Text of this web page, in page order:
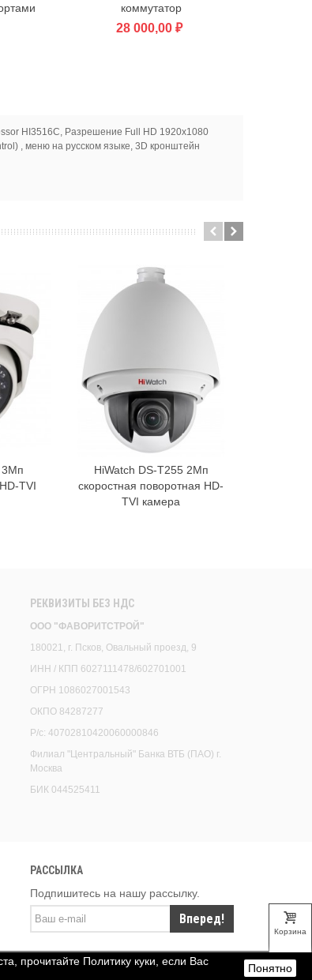
коммутатор
28 000,00 ₽
HI3516C, Разрешение Full HD 1920х1080
, меню на русском языке, 3D кронштейн
3Мп
TVI
В корзину
HiWatch DS-T255 2Мп
скоростная поворотная HD-
TVI камера
РЕКВИЗИТЫ БЕЗ НДС
ООО "ФАВОРИТСТРОЙ"
180021, г. Псков, Овальный проезд, 9
ИНН / КПП 6027111478/602701001
ОГРН 1086027001543
ОКПО 84287277
Р/с: 40702810420060000846
Филиал "Центральный" Банка ВТБ (ПАО) г.
Москва
БИК 044525411
РАССЫЛКА
Подпишитесь на нашу рассылку.
Вперед!
прочитайте Политику куки, если Вас
Понятно
Корзина
Верх